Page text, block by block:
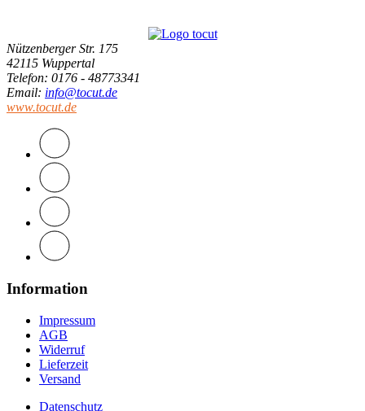
Nützenberger Str. 175
42115 Wuppertal
Telefon: 0176 - 48773341
Email: info@tocut.de
www.tocut.de
Information
Impressum
AGB
Widerruf
Lieferzeit
Versand
Datenschutz